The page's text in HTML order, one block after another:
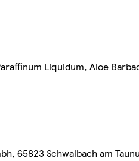
Liquidum, Aloe
65823 Schwalbach am